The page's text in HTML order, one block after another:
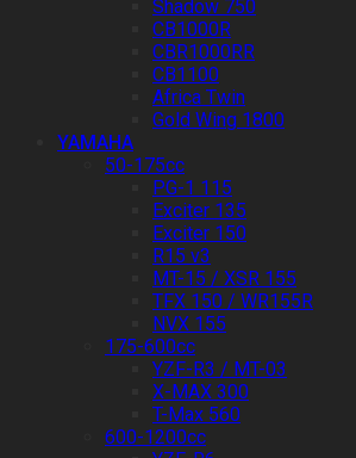
Shadow 750
CB1000R
CBR1000RR
CB1100
Africa Twin
Gold Wing 1800
YAMAHA
50-175cc
PG-1 115
Exciter 135
Exciter 150
R15 v3
MT-15 / XSR 155
TFX 150 / WR155R
NVX 155
175-600cc
YZF-R3 / MT-03
X-MAX 300
T-Max 560
600-1200cc